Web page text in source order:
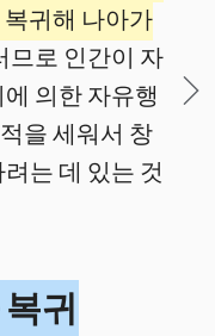
귀해 나아가
므로 인간이 자
의한 자유행
을 세워서 창
는 데 있는 것
귀